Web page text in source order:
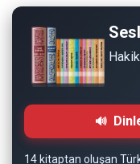
Copyright © 2008 -
Sitemizdeki
hazırlanmıştır.
almaya gerek
14 kitaptan oluşan